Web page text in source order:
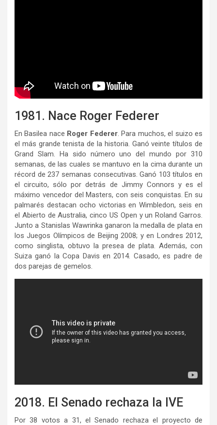
1981. Nace Roger Federer
En Basilea nace Roger Federer. Para muchos, el suizo es
el más grande tenista de la historia. Ganó veinte títulos de
Grand Slam. Ha sido número uno del mundo por 310
semanas, de las cuales se mantuvo en la cima durante un
récord de 237 semanas consecutivas. Ganó 103 títulos en
el circuito, sólo por detrás de Jimmy Connors y es el
máximo vencedor del Masters, con seis conquistas. En su
palmarés destacan ocho victorias en Wimbledon, seis en
el Abierto de Australia, cinco US Open y un Roland Garros.
Junto a Stanislas Wawrinka ganaron la medalla de plata en
los Juegos Olímpicos de Beijing 2008; y en Londres 2012,
como singlista, obtuvo la presea de plata. Además, con
Suiza ganó la Copa Davis en 2014. Casado, es padre de
dos parejas de gemelos.
2018. El Senado rechaza la IVE
Por 38 votos a 31, el Senado rechaza el proyecto de